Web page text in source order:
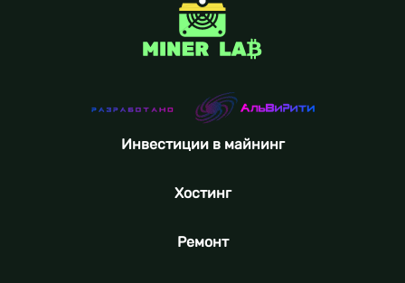
Инвестиции в майнинг
Хостинг
Ремонт